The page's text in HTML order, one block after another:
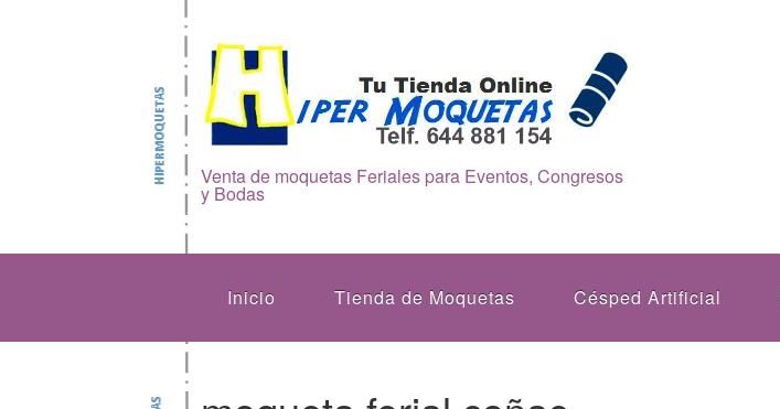
Venta de moquetas Feriales para Eventos, Congresos
y Bodas
Inicio Tienda de Moquetas Césped Artificial